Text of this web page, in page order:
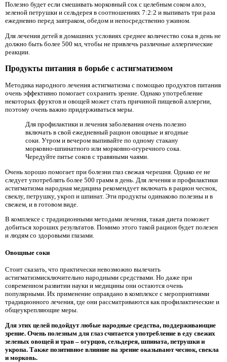
Полезно будет если смешивать морковный сок с целебным соком алоэ,
зеленой петрушки и сельдерея в соотношениях 7:2:2 и выпивать три раза
ежедневно перед завтраком, обедом и непосредственно ужином.
Для лечения детей в домашних условиях среднее количество сока в день не
должно быть более 500 мл, чтобы не привлечь различные аллергические
реакции.
Продукты питания в борьбе с астигматизмом
Методика народного лечения астигматизма с помощью продуктов питания
очень эффективно помогает сохранить зрение. Однако употребление
некоторых фруктов и овощей может стать причиной пищевой аллергии,
поэтому очень важно придерживаться меры.
Для профилактики и лечения заболевания очень полезно
включать в свой ежедневный рацион овощные и ягодные
соки. Утром и вечером выпивайте по одному стакану
морковно-шпинатного или морковно-огуречного сока.
Чередуйте питье соков с травяными чаями.
Очень хорошо помогает при болезни глаз свежая черешня. Однако ее не
следует употреблять более 500 грамм в день. Для лечения и профилактики
астигматизма народная медицина рекомендует включать в рацион чеснок,
свеклу, петрушку, укроп и шпинат. Эти продукты одинаково полезны и в
свежем, и в готовом виде.
В комплексе с традиционными методами лечения, такая диета поможет
добиться хороших результатов. Помимо этого такой рацион будет полезен
и людям со здоровыми глазами.
Овощные соки
Стоит сказать, что практически невозможно вылечить
астигматизмисключительно народными средствами. Но даже при
современном развитии науки и медицины они остаются очень
популярными. Их применение оправдано в комплексе с мероприятиями
традиционного лечения, где они рассматриваются как профилактические и
общеукрепляющие меры.
Для этих целей подойдут любые народные средства, поддерживающие
зрение. Очень полезным для глаз считается употребление в еду свежих
зеленых овощей и трав – огурцов, сельдерея, шпината, петрушки и
укропа. Также позитивное влияние на зрение оказывают чеснок, свекла
и морковь.